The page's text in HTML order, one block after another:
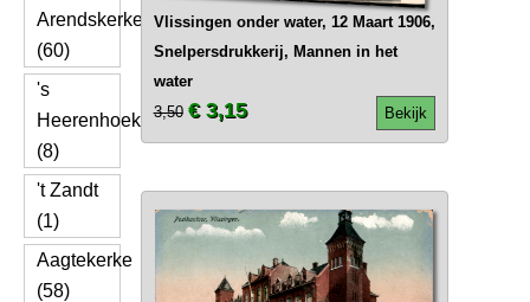
Arendskerke
(60)
's
Heerenhoek
(8)
't Zandt
(1)
Aagtekerke
(58)
Vlissingen onder water, 12 Maart 1906,
Snelpersdrukkerij, Mannen in het
water
Bekijk
3,50 € 3,15